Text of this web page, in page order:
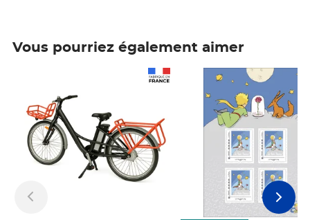
Vous pourriez également aimer
Prix 7,50€